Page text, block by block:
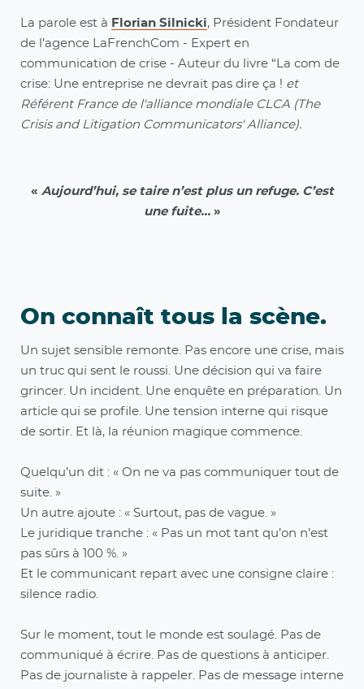
La parole est à Florian Silnicki, Président Fondateur
de l’agence LaFrenchCom - Expert en
communication de crise - Auteur du livre “La com de
crise: Une entreprise ne devrait pas dire ça ! et
Référent France de l'alliance mondiale CLCA (The
Crisis and Litigation Communicators' Alliance).
« Aujourd’hui, se taire n’est plus un refuge. C’est
une fuite…»
On connaît tous la scène.
Un sujet sensible remonte. Pas encore une crise, mais
un truc qui sent le roussi. Une décision qui va faire
grincer. Un incident. Une enquête en préparation. Un
article qui se profile. Une tension interne qui risque
de sortir. Et là, la réunion magique commence.
Quelqu’un dit : « On ne va pas communiquer tout de
suite. »
Un autre ajoute : « Surtout, pas de vague. »
Le juridique tranche : « Pas un mot tant qu’on n’est
pas sûrs à 100 %. »
Et le communicant repart avec une consigne claire :
silence radio.
Sur le moment, tout le monde est soulagé. Pas de
communiqué à écrire. Pas de questions à anticiper.
Pas de journaliste à rappeler. Pas de message interne